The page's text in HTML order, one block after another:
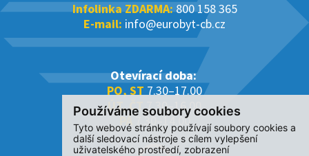
Používáme soubory cookies
Tyto webové stránky používají soubory cookies a
další sledovací nástroje s cílem vylepšení
uživatelského prostředí, zobrazení
Infolinka ZDARMA:800 158 365
E-mail: info@eurobyt-cb.cz
Otevírací doba:
PO, ST 7.30–17.00
ÚT, ČT7.30–16.00
PÁ7.30–14.00